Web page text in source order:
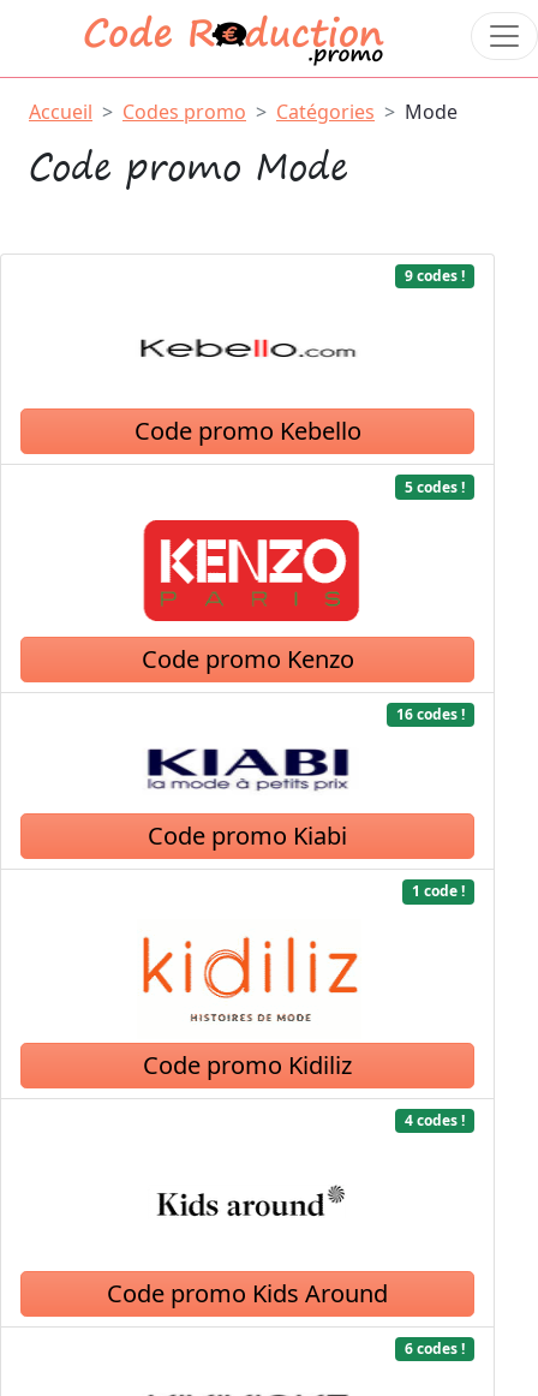
Accueil Codes promo Catégories Mode
Code promo Mode
9 codes !
Code promo Kebello
5 codes !
Code promo Kenzo
16 codes !
Code promo Kiabi
1 code !
Code promo Kidiliz
4 codes !
Code promo Kids Around
6 codes !